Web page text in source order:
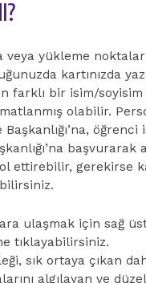
yükleme
kartınızda
farklı bir isim/soyisim
olabilir.
öğrenci
başvurarak
ettirebilir, gerekirse
ulaşmak için sağ
tıklayabilirsiniz.
sık ortaya çıkan
algılayan ve